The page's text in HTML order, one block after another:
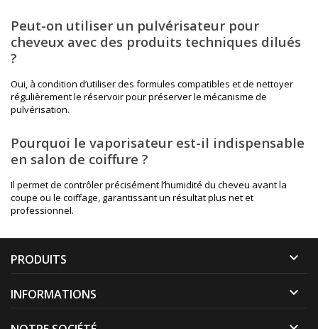
Peut-on utiliser un pulvérisateur pour
cheveux avec des produits techniques dilués
?
Oui, à condition d’utiliser des formules compatibles et de nettoyer
régulièrement le réservoir pour préserver le mécanisme de
pulvérisation.
Pourquoi le vaporisateur est-il indispensable
en salon de coiffure ?
Il permet de contrôler précisément l’humidité du cheveu avant la
coupe ou le coiffage, garantissant un résultat plus net et
professionnel.
PRODUITS 
INFORMATIONS 